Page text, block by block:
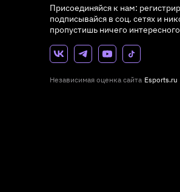
Присоединяйся к нам:
подписывайся в соц. сетях и
пропустишь ничего
Независимая оценка сайта Esports.ru